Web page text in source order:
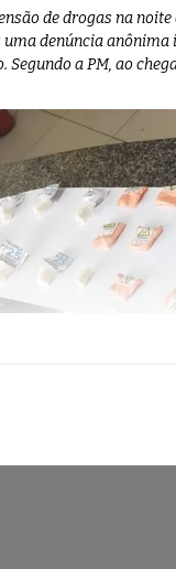
de drogas na
uma denúncia
a PM, ao